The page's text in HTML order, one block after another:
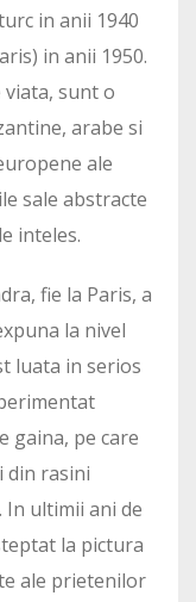
in anii 1940
in anii 1950.
viata, sunt o
arabe si
ale
sale abstracte
inteles.
fie la Paris, a
la nivel
luata in serios
gaina, pe care
din rasini
In ultimii ani de
la pictura
ale prietenilor